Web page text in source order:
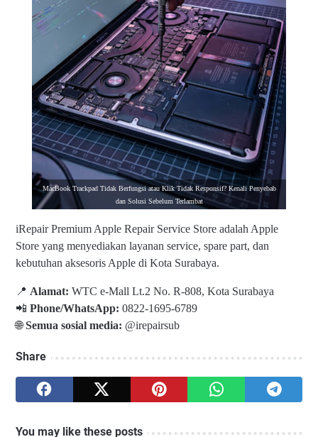
MacBook Trackpad Tidak Berfungsi atau Klik Tidak Responsif? Kenali Penyebab
dan Solusi Sebelum Terlambat
iRepair Premium Apple Repair Service Store adalah Apple
Store yang menyediakan layanan service, spare part, dan
kebutuhan aksesoris Apple di Kota Surabaya.
📍 Alamat: WTC e-Mall Lt.2 No. R-808, Kota Surabaya
📲 Phone/WhatsApp: 0822-1695-6789
🌐Semua sosial media: @irepairsub
Share
You may like these posts